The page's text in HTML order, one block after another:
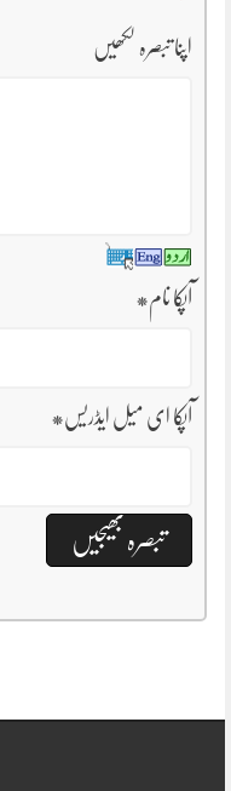
اپنا تبصرہ لکھیں
آپکا نام*
آپکا ای میل ایڈریس*